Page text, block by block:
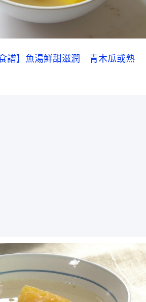
譜】魚湯鮮甜滋潤　青木瓜或熟